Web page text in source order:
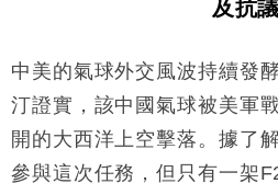
50%
15:59
財經｜SA售股自救後再
市場落地
及抗議
中美的氣球外交風波持續發
汀證實，該中國氣球被美軍
開的大西洋上空擊落。據了
參與這次任務，但只有一架